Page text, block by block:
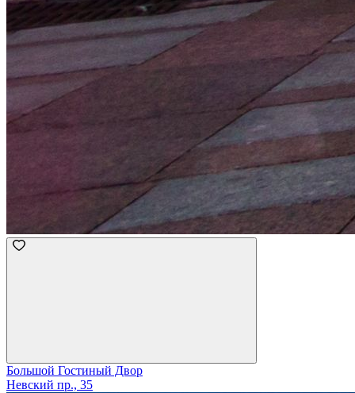
Большой Гостиный Двор
Невский пр., 35